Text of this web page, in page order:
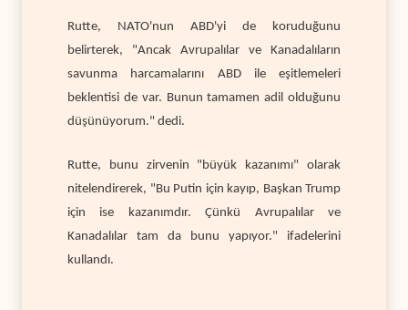
Rutte, NATO'nun ABD'yi de koruduğunu
belirterek, "Ancak Avrupalılar ve Kanadalıların
savunma harcamalarını ABD ile eşitlemeleri
beklentisi de var. Bunun tamamen adil olduğunu
düşünüyorum." dedi.
Rutte, bunu zirvenin "büyük kazanımı" olarak
nitelendirerek, "Bu Putin için kayıp, Başkan Trump
için ise kazanımdır. Çünkü Avrupalılar ve
Kanadalılar tam da bunu yapıyor." ifadelerini
kullandı.